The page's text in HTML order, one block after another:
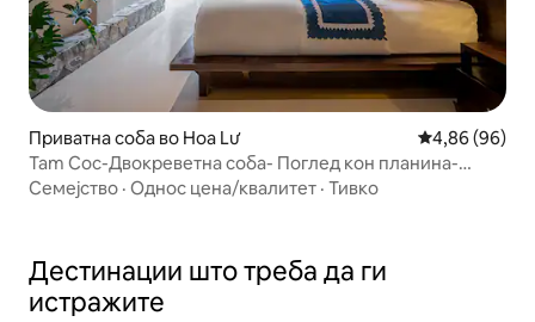
Приватна соба во Hoa Lư Просечна
4,86 (96)
Tam Coc-Двокреветна соба- Поглед кон планина-
Бесплатен појадок
Семејство · Однос цена/квалитет · Тивко
Дестинации што треба да ги
истражите